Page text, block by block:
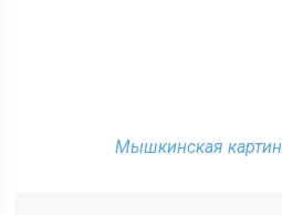
Мышкинская